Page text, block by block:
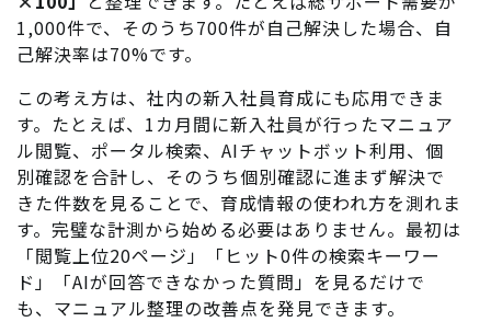
1,000件で、そのうち700件が自己解決した場合、自
己解決率は70%です。
この考え方は、社内の新入社員育成にも応用できま
す。たとえば、1カ月間に新入社員が行ったマニュア
ル閲覧、ポータル検索、AIチャットボット利用、個
別確認を合計し、そのうち個別確認に進まず解決で
きた件数を見ることで、育成情報の使われ方を測れま
す。完璧な計測から始める必要はありません。最初は
「閲覧上位20ページ」「ヒット0件の検索キーワー
ド」「AIが回答できなかった質問」を見るだけで
も、マニュアル整理の改善点を発見できます。